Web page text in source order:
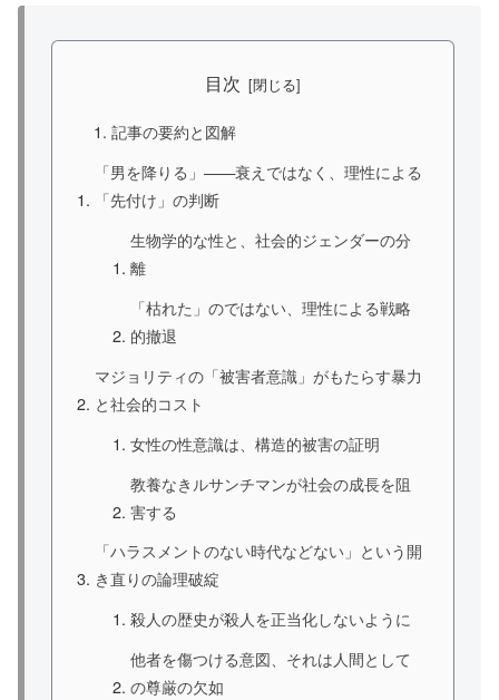
目次
記事の要約と図解
「男を降りる」——衰えではなく、理性による
「先付け」の判断
生物学的な性と、社会的ジェンダーの分
離
「枯れた」のではない、理性による戦略
的撤退
マジョリティの「被害者意識」がもたらす暴力
と社会的コスト
女性の性意識は、構造的被害の証明
教養なきルサンチマンが社会の成長を阻
害する
「ハラスメントのない時代などない」という開
き直りの論理破綻
殺人の歴史が殺人を正当化しないように
他者を傷つける意図、それは人間として
の尊厳の欠如